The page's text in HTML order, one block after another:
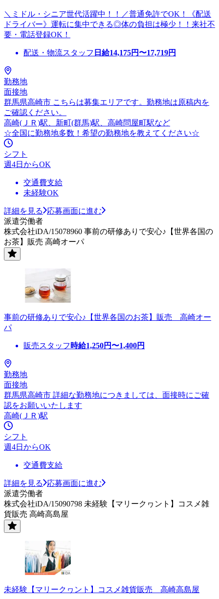
＼ミドル・シニア世代活躍中！！／普通免許でOK！《配送
ドライバー》運転に集中できる◎体の負担は極少！！来社不
要・電話登録OK！
配送・物流スタッフ 日給14,175円〜17,719円
勤務地
面接地
群馬県高崎市 こちらは募集エリアです。勤務地は原稿内を
ご確認ください。
高崎(ＪＲ)駅、新町(群馬)駅、高崎問屋町駅など
☆全国に勤務地多数！希望の勤務地を教えてください☆
シフト
週4日からOK
交通費支給
未経験OK
詳細を見る
応募画面に進む
派遣労働者
株式会社iDA/15078960 事前の研修ありで安心♪【世界各国の
お茶】販売 高崎オーパ
事前の研修ありで安心♪【世界各国のお茶】販売 高崎オー
パ
販売スタッフ 時給1,250円〜1,400円
勤務地
面接地
群馬県高崎市 詳細な勤務地につきましては、面接時にご確
認をお願いいたします
高崎(ＪＲ)駅
シフト
週4日からOK
交通費支給
詳細を見る
応募画面に進む
派遣労働者
株式会社iDA/15090798 未経験【マリークヮント】コスメ雑
貨販売 高崎高島屋
未経験【マリークヮント】コスメ雑貨販売 高崎高島屋